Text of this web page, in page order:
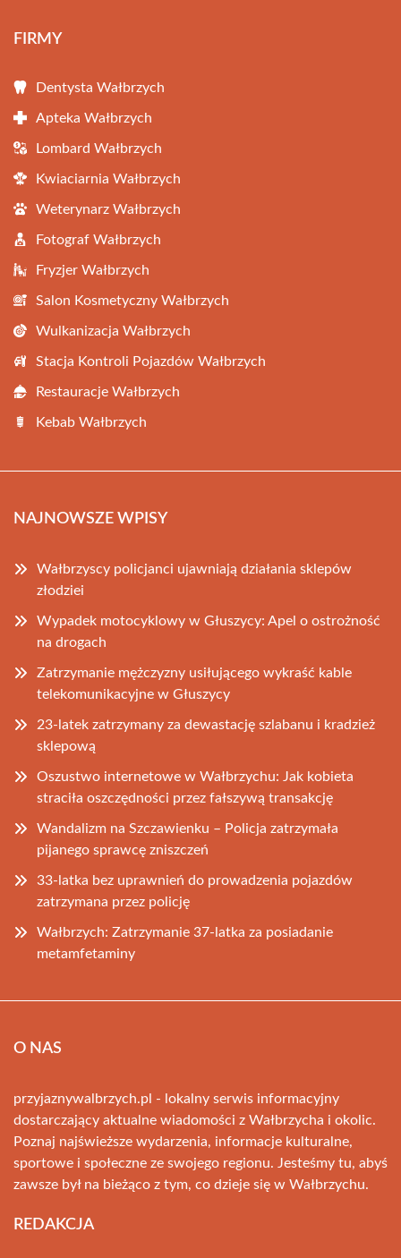
FIRMY
Dentysta Wałbrzych
Apteka Wałbrzych
Lombard Wałbrzych
Kwiaciarnia Wałbrzych
Weterynarz Wałbrzych
Fotograf Wałbrzych
Fryzjer Wałbrzych
Salon Kosmetyczny Wałbrzych
Wulkanizacja Wałbrzych
Stacja Kontroli Pojazdów Wałbrzych
Restauracje Wałbrzych
Kebab Wałbrzych
NAJNOWSZE WPISY
Wałbrzyscy policjanci ujawniają działania sklepów
złodziei
Wypadek motocyklowy w Głuszycy: Apel o ostrożność
na drogach
Zatrzymanie mężczyzny usiłującego wykraść kable
telekomunikacyjne w Głuszycy
23-latek zatrzymany za dewastację szlabanu i kradzież
sklepową
Oszustwo internetowe w Wałbrzychu: Jak kobieta
straciła oszczędności przez fałszywą transakcję
Wandalizm na Szczawienku – Policja zatrzymała
pijanego sprawcę zniszczeń
33-latka bez uprawnień do prowadzenia pojazdów
zatrzymana przez policję
Wałbrzych: Zatrzymanie 37-latka za posiadanie
metamfetaminy
O NAS
przyjaznywalbrzych.pl - lokalny serwis informacyjny
dostarczający aktualne wiadomości z Wałbrzycha i okolic.
Poznaj najświeższe wydarzenia, informacje kulturalne,
sportowe i społeczne ze swojego regionu. Jesteśmy tu, abyś
zawsze był na bieżąco z tym, co dzieje się w Wałbrzychu.
REDAKCJA